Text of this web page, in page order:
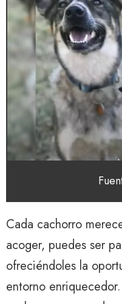
Cada cachorro
acoger, puedes ser
ofreciéndoles la
entorno